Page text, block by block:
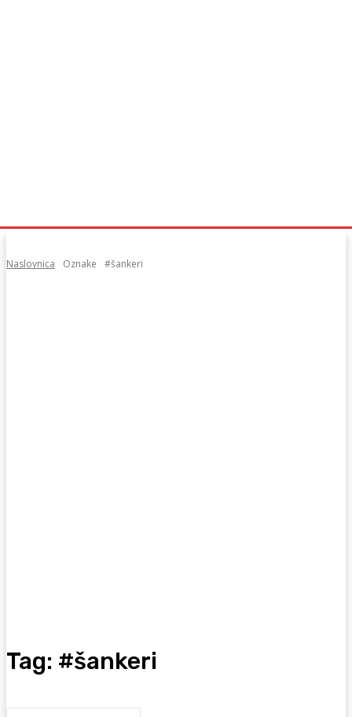
Naslovnica Oznake #šankeri
Tag: #šankeri